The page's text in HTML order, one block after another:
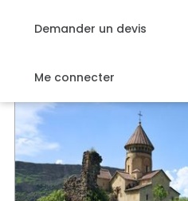
Demander un devis
Me connecter